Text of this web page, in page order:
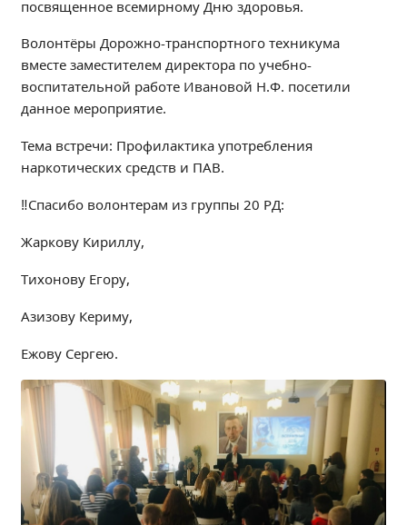
Информация
Независимая оценка качества
Профориентация
Контакты
Региональный центр по профилактике ДДТТ
Учебно-производственный комплекс
Всероссийское чемпионатное движение
Региональная инновационная площадка
СВЕДЕНИЯ ОБ ОБРАЗОВАТЕЛЬНОЙ ОРГАНИЗАЦИИ
Основные сведения
Структура и органы управления образовательной
организацией
Документы
Образование
Образовательные стандарты и требования
посвященное всемирному Дню здоровья.
Волонтёры Дорожно-транспортного техникума
вместе заместителем директора по учебно-
воспитательной работе Ивановой Н.Ф. посетили
данное мероприятие.
Тема встречи: Профилактика употребления
наркотических средств и ПАВ.
‼️Спасибо волонтерам из группы 20 РД:
Жаркову Кириллу,
Тихонову Егору,
Азизову Кериму,
Ежову Сергею.